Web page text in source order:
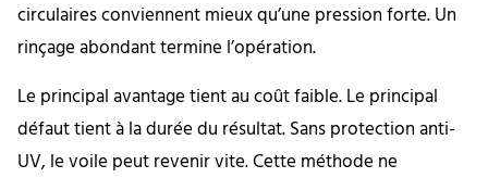
circulaires conviennent mieux qu’une pression forte. Un
rinçage abondant termine l’opération.
Le principal avantage tient au coût faible. Le principal
défaut tient à la durée du résultat. Sans protection anti-
UV, le voile peut revenir vite. Cette méthode ne